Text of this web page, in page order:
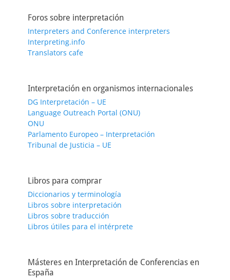
Foros sobre interpretación
Interpreters and Conference interpreters
Interpreting.info
Translators cafe
Interpretación en organismos internacionales
DG Interpretación – UE
Language Outreach Portal (ONU)
ONU
Parlamento Europeo – Interpretación
Tribunal de Justicia – UE
Libros para comprar
Diccionarios y terminología
Libros sobre interpretación
Libros sobre traducción
Libros útiles para el intérprete
Másteres en Interpretación de Conferencias en
España